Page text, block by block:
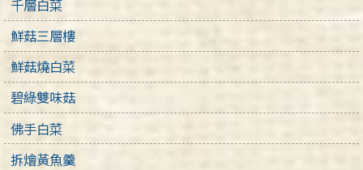
千層白菜
鮮菇三層樓
鮮菇燒白菜
碧綠雙味菇
佛手白菜
拆燴黃魚羹